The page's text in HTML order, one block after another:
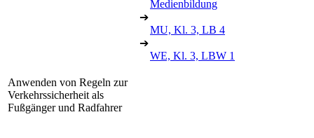
Medienbildung
➔
MU, Kl. 3, LB 4
➔
WE, Kl. 3, LBW 1
Anwenden von Regeln zur
Verkehrssicherheit als
Fußgänger und Radfahrer